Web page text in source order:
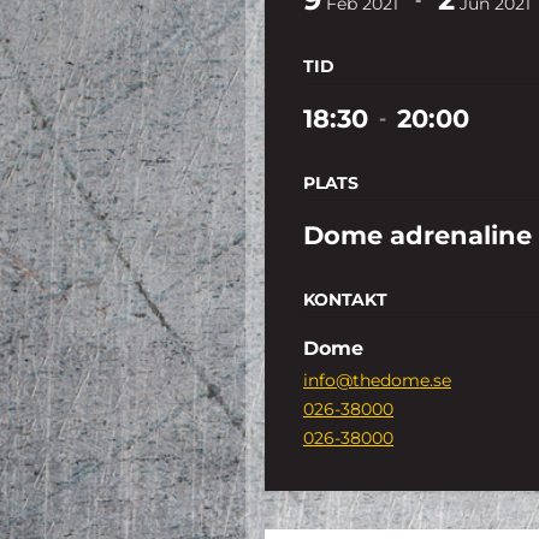
TID
18:30 - 20:00
PLATS
Dome adrenaline
KONTAKT
Dome
info@thedome.se
026-38000
026-38000